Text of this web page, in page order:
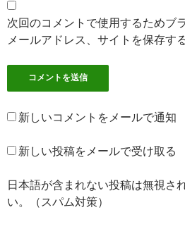
次回のコメントで使用するためブ
メールアドレス、サイトを保存する
新しいコメントをメールで通知
新しい投稿をメールで受け取る
日本語が含まれない投稿は無視さ
い。（スパム対策）